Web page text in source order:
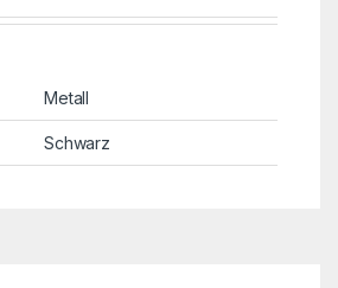
Metall
Schwarz